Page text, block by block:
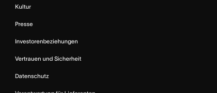
Kultur
Presse
Investorenbeziehungen
Vertrauen und Sicherheit
Datenschutz